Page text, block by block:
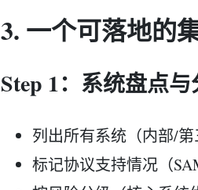
3. 一个可落地的
Step 1：系统盘点
列出所有系统（内部/第
标记协议支持情况（